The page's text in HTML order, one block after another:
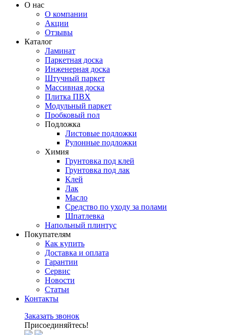
О нас
О компании
Акции
Отзывы
Каталог
Ламинат
Паркетная доска
Инженерная доска
Штучный паркет
Массивная доска
Плитка ПВХ
Модульный паркет
Пробковый пол
Подложка
Листовые подложки
Рулонные подложки
Химия
Грунтовка под клей
Грунтовка под лак
Клей
Лак
Масло
Средство по уходу за полами
Шпатлевка
Напольный плинтус
Покупателям
Как купить
Доставка и оплата
Гарантии
Сервис
Новости
Статьи
Контакты
Заказать звонок
Присоединяйтесь!